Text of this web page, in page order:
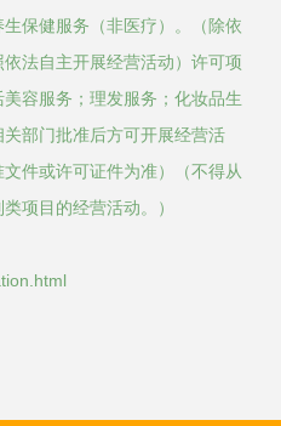
保健服务（非医疗）。（除依
法自主开展经营活动）许可项
容服务；理发服务；化妆品生
部门批准后方可开展经营活
件或许可证件为准）（不得从
项目的经营活动。）